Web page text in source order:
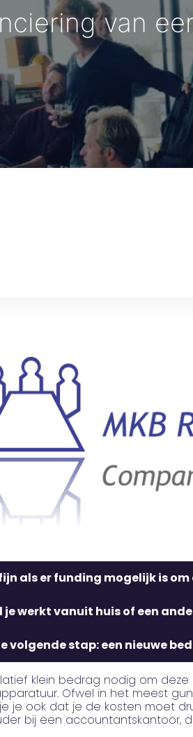
van
als er funding mogelijk is
werkt vanuit huis of een
volgende stap: een nieuwe
klein bedrag nodig om
Ofwel in het meest
je ook dat je de kosten moet
bij een accountantskantoor,